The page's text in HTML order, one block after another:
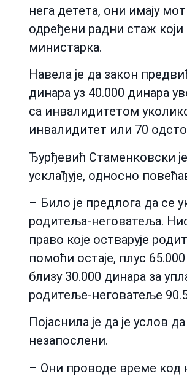
нега детета, они имају
одређени радни стаж
министарка.
Навела је да закон
динара уз 40.000 динара
са инвалидитетом
инвалидитет или 70
Ђурђевић Стаменковски
усклађује, односно
– Било је предлога да се
родитеља-неговатеља.
право које остварује
помоћи остаје, плус
близу 30.000 динара за
родитеље-неговатеље
Појаснила је да је услов
незапослени.
– Они проводе време код